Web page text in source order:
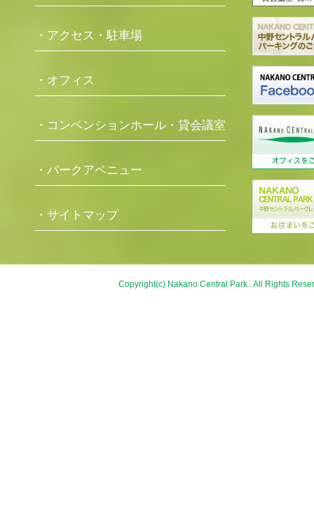
・アクセス・駐車場
・オフィス
・コンベンションホール・貸会議室
・パークアベニュー
・サイトマップ
Copyright(c) Nakano Central Park . All Rights